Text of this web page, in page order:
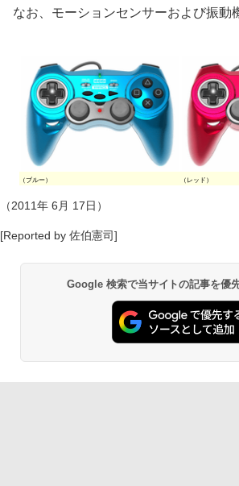
なお、モーションセンサーおよび振動
（ブルー） （レッド）
（2011年 6月 17日）
[Reported by 佐伯憲司]
Google 検索で当サイトの記事を優